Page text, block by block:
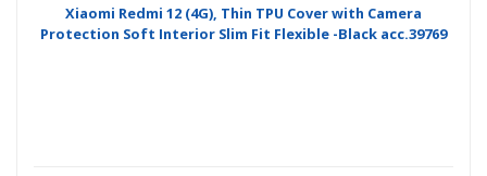
Xiaomi Redmi 12 (4G), Thin TPU Cover with Camera
Protection Soft Interior Slim Fit Flexible -Black acc.39769